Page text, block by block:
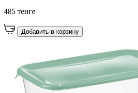
485 тенге
Добавить в корзину